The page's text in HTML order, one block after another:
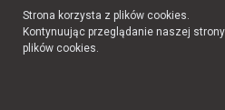
wiedzieliśmy, kiedy dostałem
ruszyć w kierunku narożnika
Suligowskiego, u wylotu
żeby nie tyle zdobyć, bo nie
Strona korzysta z plików cookies.
Kontynuując przeglądanie naszej
plików cookies.